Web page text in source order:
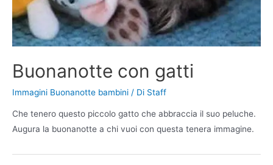
Buonanotte con gatti
Immagini Buonanotte bambini / Di Staff
Che tenero questo piccolo gatto che abbraccia il suo peluche.
Augura la buonanotte a chi vuoi con questa tenera immagine.